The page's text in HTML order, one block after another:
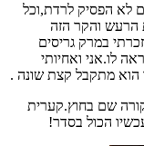
לא הפסיק לרדת,וכל
הרעש והקר הזה
במרק גריסים
לו.אני ואחיותי
הוא מתקבל קצת שונה .
שם בחוץ.קערית
הכול בסדר!